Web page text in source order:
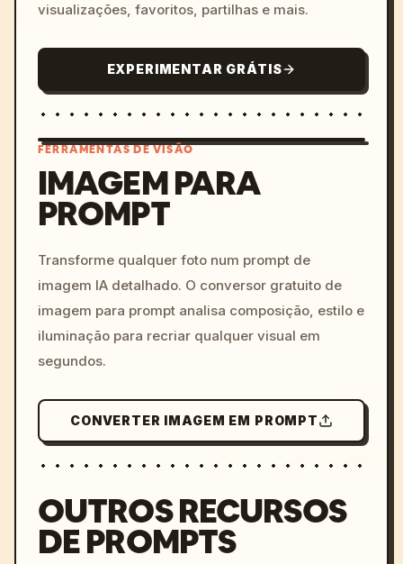
visualizações, favoritos, partilhas e mais.
EXPERIMENTAR GRÁTIS
colors, 8k --v 6.0
FERRAMENTAS DE VISÃO
IMAGEM PARA
PROMPT
Transforme qualquer foto num prompt de
imagem IA detalhado. O conversor gratuito de
imagem para prompt analisa composição, estilo e
iluminação para recriar qualquer visual em
segundos.
CONVERTER IMAGEM EM PROMPT
OUTROS RECURSOS
DE PROMPTS